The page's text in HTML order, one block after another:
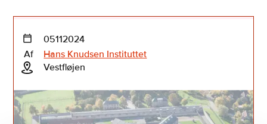
05112024
Af
Hans Knudsen Instituttet
Vestfløjen